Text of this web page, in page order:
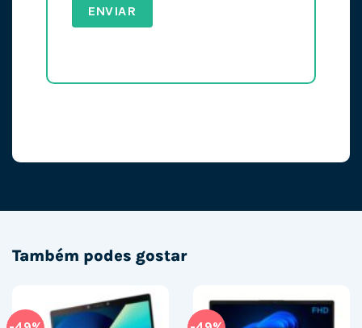
Também podes gostar